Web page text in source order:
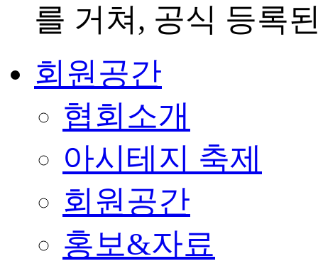
를 거쳐, 공식 등록
회원공간
협회소개
아시테지 축제
회원공간
홍보&자료